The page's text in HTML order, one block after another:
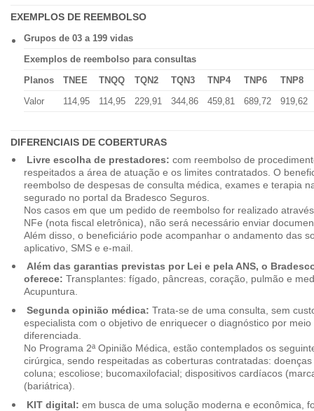
EXEMPLOS DE REEMBOLSO
Grupos de 03 a 199 vidas
Exemplos de reembolso para consultas
Planos
TNEE TNQQ TQN2 TQN3 TNP4 TNP6
TNP8
Valor
114,95 114,95 229,91 344,86 459,81 689,72 919,62
DIFERENCIAIS DE COBERTURAS
Livre escolha de prestadores: com reembolso de
respeitados a área de atuação e os limites contratados. O
reembolso de despesas de consulta médica, exames e terapia
segurado no portal da Bradesco Seguros.
Nos casos em que um pedido de reembolso for realizado
NFe (nota fiscal eletrônica), não será necessário enviar
Além disso, o beneficiário pode acompanhar o andamento das
aplicativo, SMS e e-mail.
Além das garantias previstas por Lei e pela ANS, o
oferece: Transplantes: fígado, pâncreas, coração, pulmão e
Acupuntura.
Segunda opinião médica: Trata-se de uma consulta, sem
especialista com o objetivo de enriquecer o diagnóstico por
diferenciada.
No Programa 2ª Opinião Médica, estão contemplados os
cirúrgica, sendo respeitadas as coberturas contratadas:
coluna; escoliose; bucomaxilofacial; dispositivos cardíacos
(bariátrica).
KIT digital: em busca de uma solução moderna e econômica,